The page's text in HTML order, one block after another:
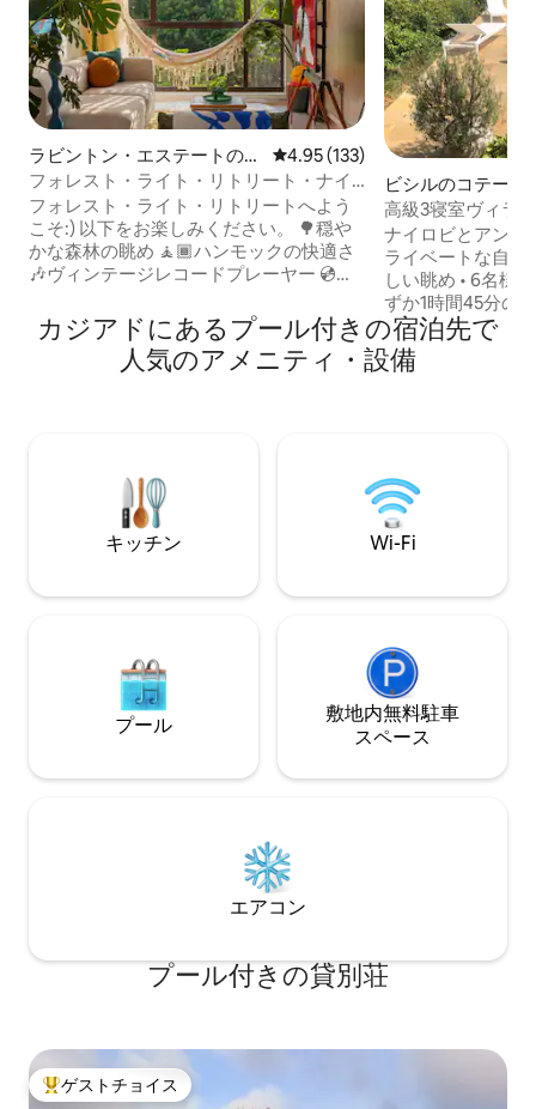
ラビントン・エステートのマ
ンション・アパート
レビュー133件、5つ星中4.95つ
4.95 (133)
フォレスト・ライト・リトリート・ナイ
ロビ、ジム、プール
フォレスト・ライト・リトリートへよう
こそ:) 以下をお楽しみください。 🌳穏や
かな森林の眺め 🧘🏾ハンモックの快適さ
🎶ヴィンテージレコードプレーヤー 💿レ
ジム 🏊🏼‍♀️ 温水プール 🎱ビリヤードテーブ
ル 🏓卓球 💼ワーキングスペース 🚀高速
Wi-Fi 🍿Netflix 🏮アンビエントライト 🅿️
出張者、そしてロマンチックな逃避を求
めるカップルのために設計された、ミッ
ドセンチュリーの静かな隠れ家。 ご予約
ビシルのコテージ
高級3寝室ヴィラ
ール
ナイロビとアンボ
ライベートな自然
しい眺め • 6名様宿泊可能 ナ
ずか1時間45分の
た、あなただけの
のさえずりとペレ
な景色に囲まれて目
い薪ストーブ、プ
部に自然に融け込んで
ライベートな空間
ドで、夕方は暖炉
カジアドにあるプール付きの宿泊先で
人気のアメニティ・設備
キッチン Wi-Fi
プール
敷地内無料駐⁠車
ス⁠ペ⁠ー⁠ス
エアコン
プール付きの貸別荘
大好評のゲストチョイスです。
ゲストチョイス